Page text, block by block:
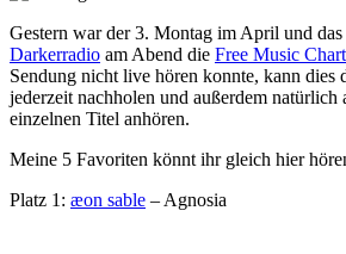
Gestern war der 3. Montag im April und das
Darkerradio am Abend die Free Music
Sendung nicht live hören konnte, kann dies
jederzeit nachholen und außerdem natürlich
einzelnen Titel anhören.
Meine 5 Favoriten könnt ihr gleich hier
Platz 1: æon sable – Agnosia